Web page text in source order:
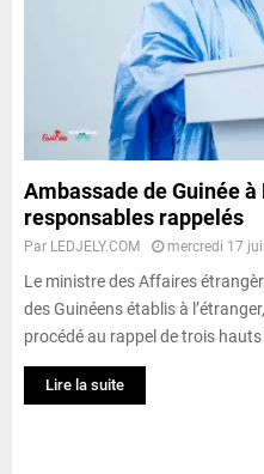
Ambassade de Guinée
responsables rappelés
Par LEDJELY.COM mercredi 17
Le ministre des Affaires
des Guinéens établis à
procédé au rappel de trois
Lire la suite